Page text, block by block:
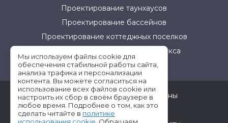
Проектирование таунхаусов
Проектирование бассейнов
Проектирование коттеджных поселков
Проектирование жилого комплекса
©АМ-Проект все права защищены
Условия использования
Мы используем файлы cookie для
обеспечения стабильной работы сайта,
анализа трафика и персонализации
контента. Вы можете согласиться на
использование всех файлов cookie или
настроить их сбор в своём браузере в
любое время. Подробнее о том, как это
сделать читайте в политике